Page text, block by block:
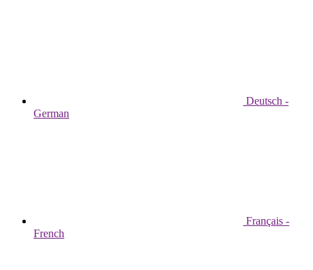
Deutsch -
German
Français -
French